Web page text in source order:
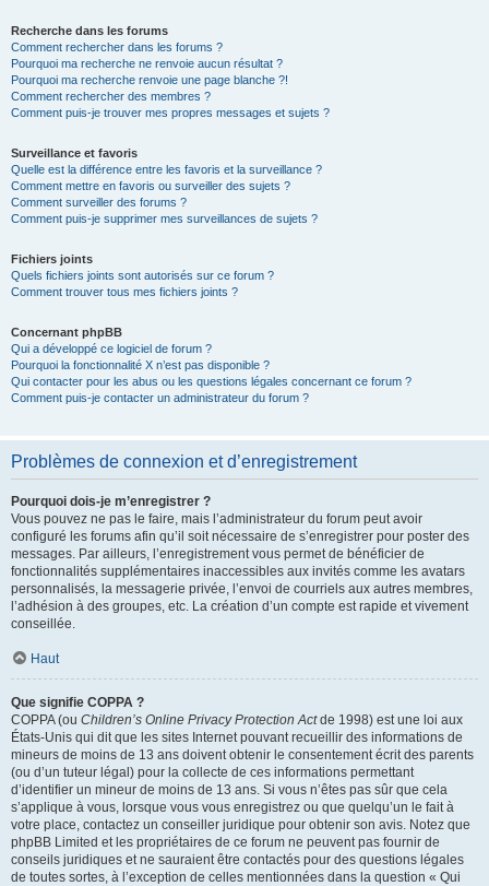
Recherche dans les forums
Comment rechercher dans les forums ?
Pourquoi ma recherche ne renvoie aucun résultat ?
Pourquoi ma recherche renvoie une page blanche ?!
Comment rechercher des membres ?
Comment puis-je trouver mes propres messages et sujets ?
Surveillance et favoris
Quelle est la différence entre les favoris et la surveillance ?
Comment mettre en favoris ou surveiller des sujets ?
Comment surveiller des forums ?
Comment puis-je supprimer mes surveillances de sujets ?
Fichiers joints
Quels fichiers joints sont autorisés sur ce forum ?
Comment trouver tous mes fichiers joints ?
Concernant phpBB
Qui a développé ce logiciel de forum ?
Pourquoi la fonctionnalité X n’est pas disponible ?
Qui contacter pour les abus ou les questions légales concernant ce forum ?
Comment puis-je contacter un administrateur du forum ?
Problèmes de connexion et d’enregistrement
Pourquoi dois-je m’enregistrer ?
Vous pouvez ne pas le faire, mais l’administrateur du forum peut avoir
configuré les forums afin qu’il soit nécessaire de s’enregistrer pour poster des
messages. Par ailleurs, l’enregistrement vous permet de bénéficier de
fonctionnalités supplémentaires inaccessibles aux invités comme les avatars
personnalisés, la messagerie privée, l’envoi de courriels aux autres membres,
l’adhésion à des groupes, etc. La création d’un compte est rapide et vivement
conseillée.
Haut
Que signifie COPPA ?
COPPA (ou Children’s Online Privacy Protection Actde 1998) est une loi aux
États-Unis qui dit que les sites Internet pouvant recueillir des informations de
mineurs de moins de 13 ans doivent obtenir le consentement écrit des parents
(ou d’un tuteur légal) pour la collecte de ces informations permettant
d’identifier un mineur de moins de 13 ans. Si vous n’êtes pas sûr que cela
s’applique à vous, lorsque vous vous enregistrez ou que quelqu’un le fait à
votre place, contactez un conseiller juridique pour obtenir son avis. Notez que
phpBB Limited et les propriétaires de ce forum ne peuvent pas fournir de
conseils juridiques et ne sauraient être contactés pour des questions légales
de toutes sortes, à l’exception de celles mentionnées dans la question « Qui